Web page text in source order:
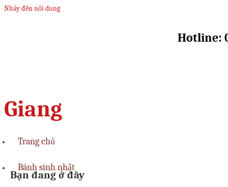
Nhảy đến nội dung
Hotline:
Giang
Trang chủ
Bánh sinh nhật
Bạn đang ở đây